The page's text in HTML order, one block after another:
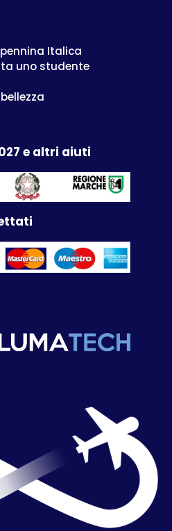
Italica
uno studente
e altri aiuti